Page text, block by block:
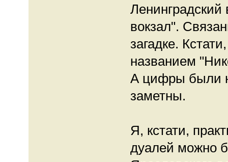
Ленинградский
вокзал".
загадке.
названием
А цифры были
заметны.
Я, кстати,
дуалей можно